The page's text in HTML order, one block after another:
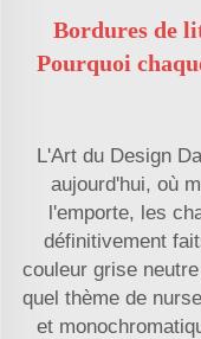
Bordures de
Pourquoi
L'Art du Design
aujourd'hui, où
l'emporte, les
définitivement
couleur grise
quel thème de
et